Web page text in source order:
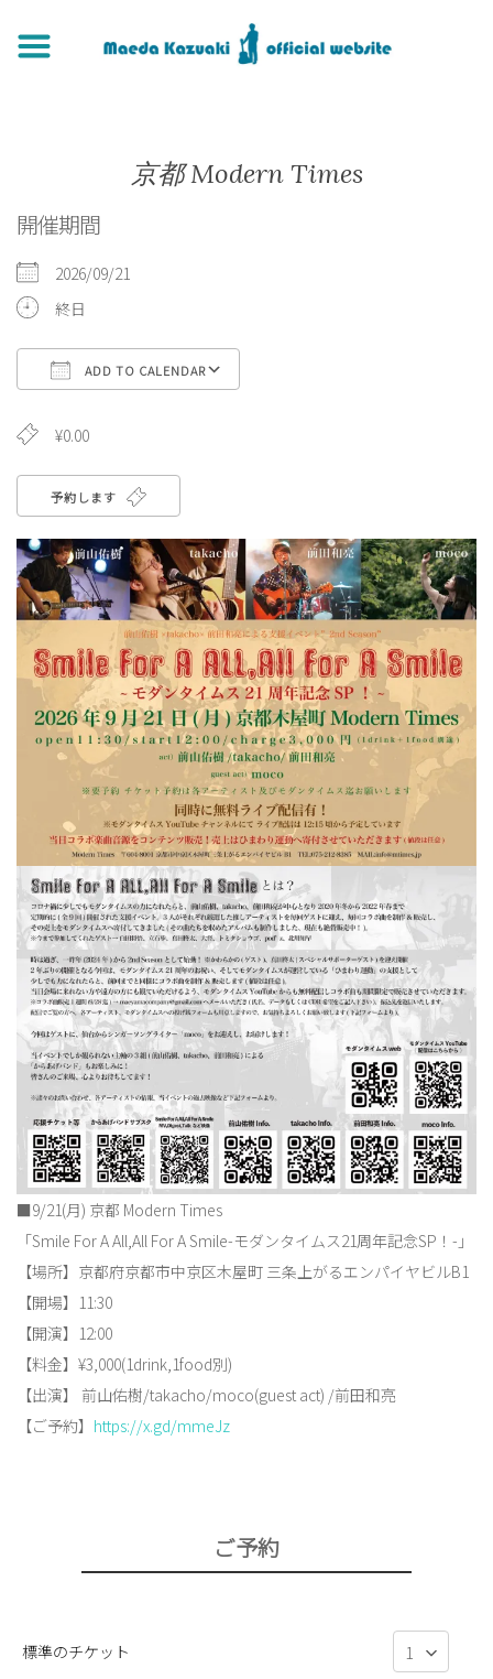
京都 Modern Times
開催期間
2026/09/21
終日
ADD TO CALENDAR
¥0.00
予約します
■9/21(月) 京都 Modern Times
「Smile For A All,All For A Smile-モダンタイムス21周年記念SP！-」
【場所】京都府京都市中京区木屋町 三条上がるエンパイヤビルB1
【開場】11:30
【開演】12:00
【料金】¥3,000(1drink,1food別)
【出演】 前山佑樹/takacho/moco(guest act) /前田和亮
【ご予約】 https://x.gd/mmeJz
ご予約
標準のチケット